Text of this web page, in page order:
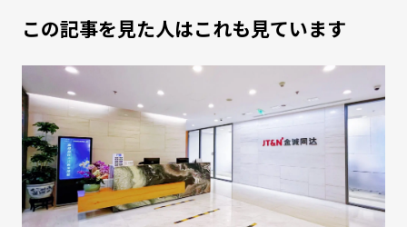
この記事を見た人はこれも見ています